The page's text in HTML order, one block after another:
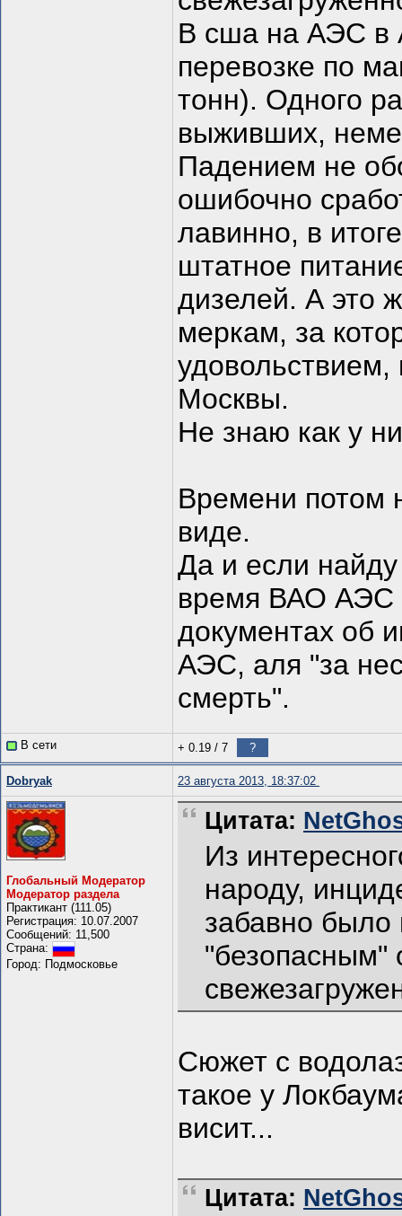
В сша на АЭС в
перевозке по
тонн). Одного
выживших,
Падением не
ошибочно
лавинно, в
штатное
дизелей. А это
меркам, за
Москвы.
Не знаю как у
Времени потом
виде.
Да и если
время ВАО АЭС
документах об
АЭС, аля "за
смерть".
В сети + 0.19 / 7 ?
Dobryаk 23 августа 2013, 18:37:02
Глобальный Модератор
Модератор раздела
Практикант (111.05)
Регистрация: 10.07.2007
Сообщений: 11,500
Страна:
Город: Подмосковье
Цитата:
Из
народу,
забавно было
"безопасным"
Cюжет с
такое у
висит...
Цитата: